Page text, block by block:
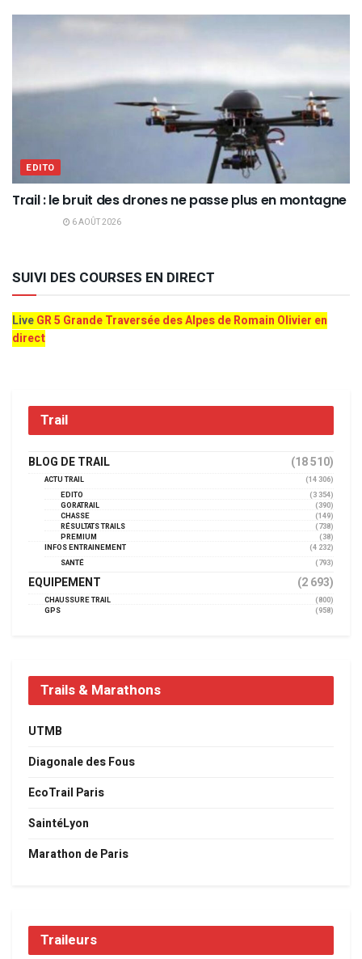
EDITO
Trail : le bruit des drones ne passe plus en montagne
6 AOÛT 2026
SUIVI DES COURSES EN DIRECT
LiveGR 5 Grande Traversée des Alpes de Romain Olivier en
direct
Trail
BLOG DE TRAIL (18 510)
ACTU TRAIL
(14 306)
EDITO
(3 354)
GORATRAIL
(390)
CHASSE
(149)
RÉSULTATS TRAILS
(738)
PREMIUM
(38)
INFOS ENTRAINEMENT
(4 232)
SANTÉ
(793)
EQUIPEMENT (2 693)
CHAUSSURE TRAIL
(800)
GPS
(958)
Trails & Marathons
UTMB
Diagonale des Fous
EcoTrail Paris
SaintéLyon
Marathon de Paris
Traileurs